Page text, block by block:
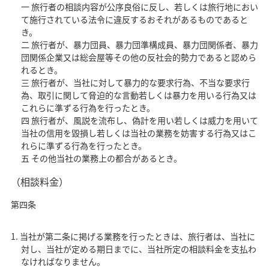
一 旅行者の相談内容が公序良俗に反し、若しくは旅行地におい
て施行されている法令に違反するおそれがあるものであると
き。
二 旅行者が、暴力団員、暴力団準構成員、暴力団関係者、暴力
団関係企業又は総会屋等その他の反社会的勢力であると認めら
れるとき。
三 旅行者が、当社に対して暴力的な要求行為、不当な要求行
為、取引に関して脅迫的な言動若しくは暴力を用いる行為又は
これらに準ずる行為を行ったとき。
四 旅行者が、風説を流布し、偽計を用い若しくは威力を用いて
当社の信用を毀損し若しくは当社の業務を妨害する行為又はこ
れらに準ずる行為を行ったとき。
五 その他当社の業務上の都合があるとき。
（相談料金）
第四条
当社が第二条に掲げる業務を行ったときは、旅行者は、当社に
対し、当社が定める期日までに、当社所定の相談料金を支払わ
なければなりません。